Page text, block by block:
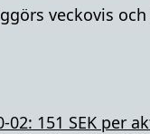
veckovis
02: 151 SEK per